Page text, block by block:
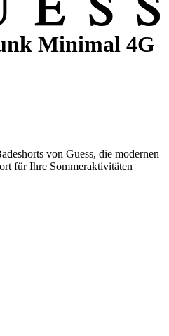
Minimal 4G
von Guess, die modernen
für Ihre Sommeraktivitäten